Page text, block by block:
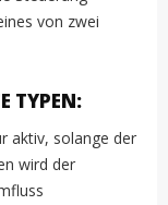
von zwei
TYPEN:
aktiv, solange der
wird der